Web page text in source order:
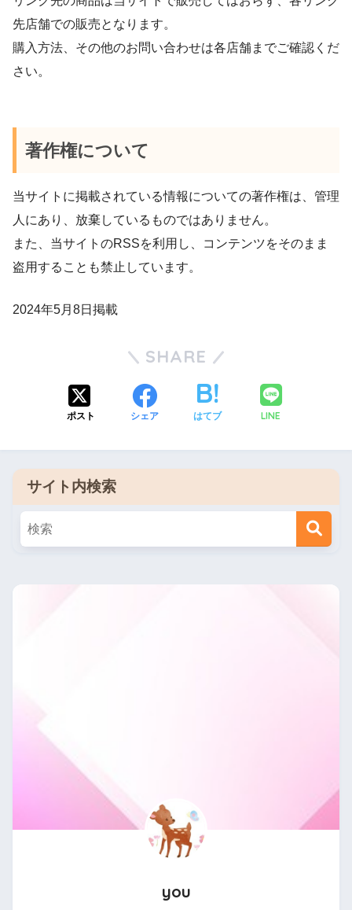
先店舗での販売となります。
購入方法、その他のお問い合わせは各店舗までご確認くだ
さい。
著作権について
当サイトに掲載されている情報についての著作権は、管理
人にあり、放棄しているものではありません。
また、当サイトのRSSを利用し、コンテンツをそのまま
盗用することも禁止しています。
2024年5月8日掲載
SHARE
ポスト シェア はてブ LINE
サイト内検索
you